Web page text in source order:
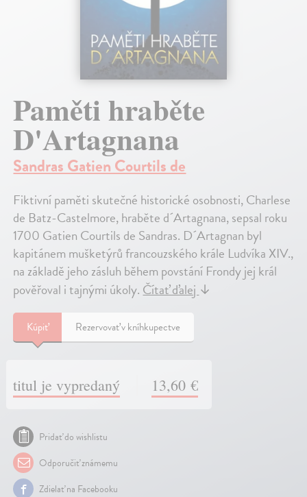
Paměti hraběte
D'Artagnana
Sandras Gatien Courtils de
Fiktivní paměti skutečné historické osobnosti, Charlese
de Batz-Castelmore, hraběte d´Artagnana, sepsal roku
1700 Gatien Courtils de Sandras. D´Artagnan byl
kapitánem mušketýrů francouzského krále Ludvíka XIV.,
na základě jeho zásluh během povstání Frondy jej král
pověřoval i tajnými úkoly.Čítať ďalej↓
Kúpiť Rezervovať v kníhkupectve
titul je vypredaný 13,60 €
Pridať do wishlistu
Odporučiť známemu
Zdielať na Facebooku